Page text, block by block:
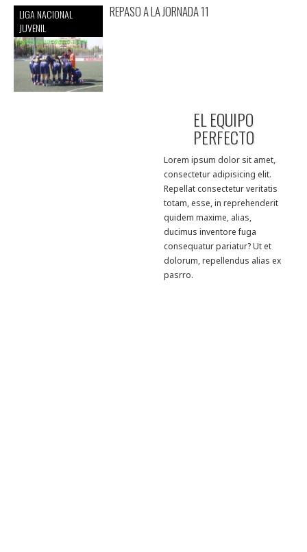
LIGA NACIONAL
JUVENIL
REPASO A LA JORNADA 11
EL EQUIPO
PERFECTO
Lorem ipsum dolor sit amet,
consectetur adipisicing elit.
Repellat consectetur veritatis
totam, esse, in reprehenderit
quidem maxime, alias,
ducimus inventore fuga
consequatur pariatur? Ut et
dolorum, repellendus alias ex
pasrro.